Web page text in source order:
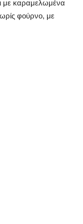
με καραμελωμένα
φούρνο, με